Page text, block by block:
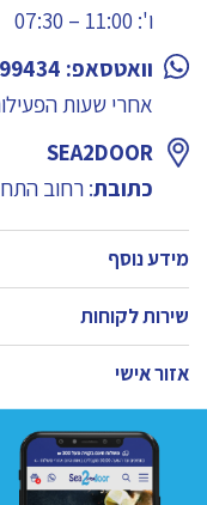
ו': 11:00 – 07:30
וואטסאפ: 050-5699434
אחרי שעות
SEA2DOOR
כתובת: רחוב התחייה 26,
מידע נוסף
שירות לקוחות
אזור אישי